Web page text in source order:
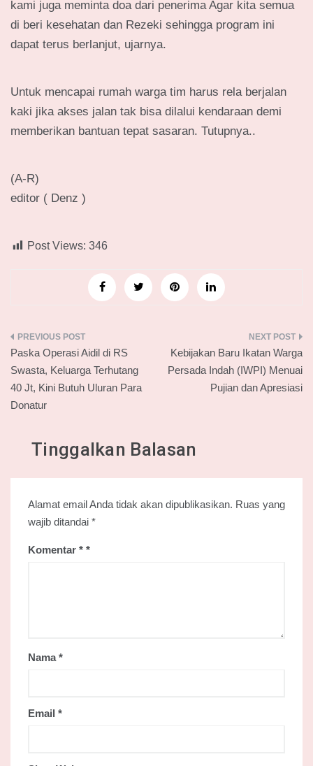
kami juga meminta doa dari penerima Agar kita semua
di beri kesehatan dan Rezeki sehingga program ini
dapat terus berlanjut, ujarnya.
Untuk mencapai rumah warga tim harus rela berjalan
kaki jika akses jalan tak bisa dilalui kendaraan demi
memberikan bantuan tepat sasaran. Tutupnya..
(A-R)
editor ( Denz )
Post Views: 346
Navigasi
pos
Paska Operasi Aidil di RS
Swasta, Keluarga Terhutang
40 Jt, Kini Butuh Uluran Para
Donatur
Kebijakan Baru Ikatan Warga
Persada Indah (IWPI) Menuai
Pujian dan Apresiasi
Tinggalkan Balasan
Alamat email Anda tidak akan dipublikasikan. Ruas yang
wajib ditandai *
Komentar *
Nama*
Email *